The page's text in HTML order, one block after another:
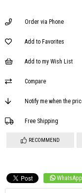
Order via Phone
Add to Favorites
Add to my Wish List
Compare
Notify me when the
Free Shipping
RECOMMEND
WhatsApp